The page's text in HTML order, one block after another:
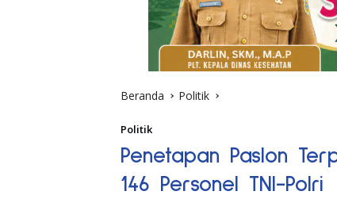
Beranda Politik
Politik
Penetapan Paslon
146 Personel TNI-Polri